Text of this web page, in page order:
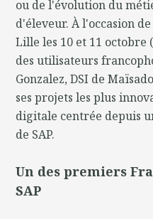
ou de l'évolution du
d'éleveur. À l'occasion
Lille les 10 et 11 octobre
des utilisateurs
Gonzalez, DSI de
ses projets les plus
digitale centrée depuis
de SAP.
Un des premiers
SAP